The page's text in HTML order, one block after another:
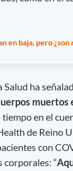
en baja, pero
ha
muertos
en el
de Reino
con
corporales: “